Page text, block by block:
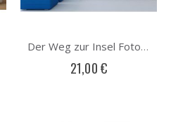
Der Weg zur Insel Fototapete
21,00 €